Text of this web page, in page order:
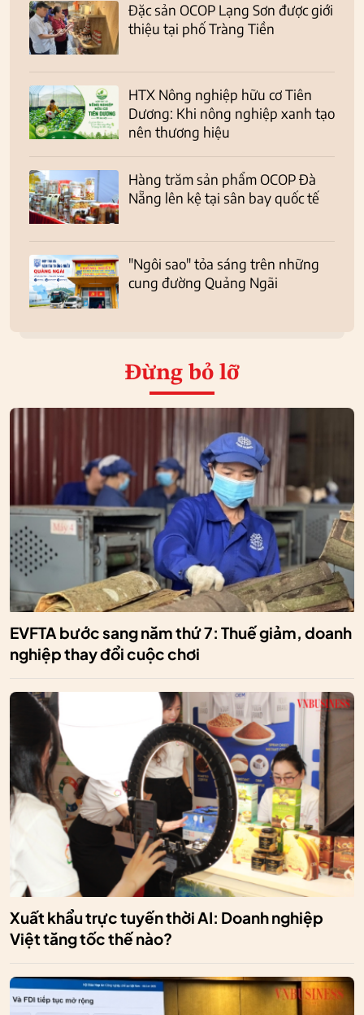
Đặc sản OCOP Lạng Sơn được giới
thiệu tại phố Tràng Tiền
HTX Nông nghiệp hữu cơ Tiên
Dương: Khi nông nghiệp xanh tạo
nên thương hiệu
Hàng trăm sản phẩm OCOP Đà
Nẵng lên kệ tại sân bay quốc tế
"Ngôi sao" tỏa sáng trên những
cung đường Quảng Ngãi
Đừng bỏ lỡ
EVFTA bước sang năm thứ 7: Thuế giảm, doanh
nghiệp thay đổi cuộc chơi
Xuất khẩu trực tuyến thời AI: Doanh nghiệp
Việt tăng tốc thế nào?